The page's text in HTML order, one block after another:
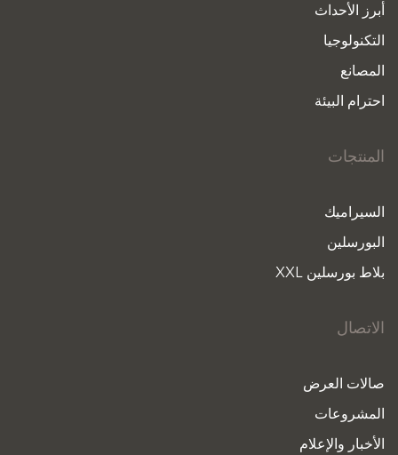
أبرز الأحداث
التكنولوجيا
المصانع
احترام البيئة
المنتجات
السيراميك
البورسلين
بلاط بورسلين XXL
الاتصال
صالات العرض
المشروعات
الأخبار والإعلام